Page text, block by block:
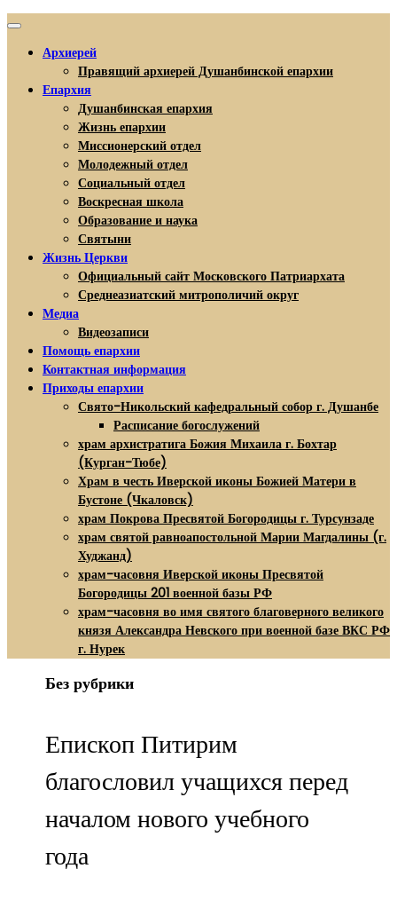
Архиерей
Правящий архиерей Душанбинской епархии
Епархия
Душанбинская епархия
Жизнь епархии
Миссионерский отдел
Молодежный отдел
Социальный отдел
Воскресная школа
Образование и наука
Святыни
Жизнь Церкви
Официальный сайт Московского Патриархата
Среднеазиатский митрополичий округ
Медиа
Видеозаписи
Помощь епархии
Контактная информация
Приходы епархии
Свято-Никольский кафедральный собор г. Душанбе
Расписание богослужений
храм архистратига Божия Михаила г. Бохтар
(Курган-Тюбе)
Храм в честь Иверской иконы Божией Матери в
Бустоне (Чкаловск)
храм Покрова Пресвятой Богородицы г. Турсунзаде
храм святой равноапостольной Марии Магдалины (г.
Худжанд)
храм-часовня Иверской иконы Пресвятой
Богородицы 201 военной базы РФ
храм-часовня во имя святого благоверного великого
князя Александра Невского при военной базе ВКС РФ
г. Нурек
Без рубрики
Епископ Питирим
благословил учащихся перед
началом нового учебного
года